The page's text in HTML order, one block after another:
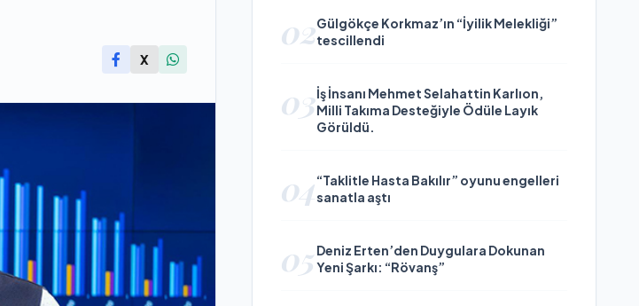
X
02Gülgökçe Korkmaz’ın “İyilik Melekliği”
tescillendi
03İş İnsanı Mehmet Selahattin Karlıon,
Milli Takıma Desteğiyle Ödüle Layık
Görüldü.
04“Taklitle Hasta Bakılır” oyunu engelleri
sanatla aştı
05 Deniz Erten’den Duygulara Dokunan
Yeni Şarkı: “Rövanş”